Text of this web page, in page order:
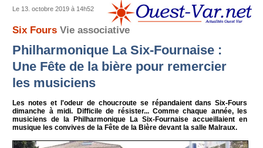
Le 13. octobre 2019 à 14h52
Six FoursVie associative
Philharmonique La Six-Fournaise :
Une Fête de la bière pour remercier
les musiciens
Les notes et l'odeur de choucroute se répandaient dans Six-Fours
dimanche à midi. Difficile de résister... Comme chaque année, les
musiciens de la Philharmonique La Six-Fournaise accueillaient en
musique les convives de la Fête de la Bière devant la salle Malraux.